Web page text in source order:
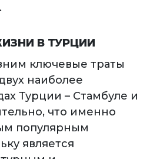
В ТУРЦИИ
ключевые траты
наиболее
Турции – Стамбуле и
что именно
популярным
является